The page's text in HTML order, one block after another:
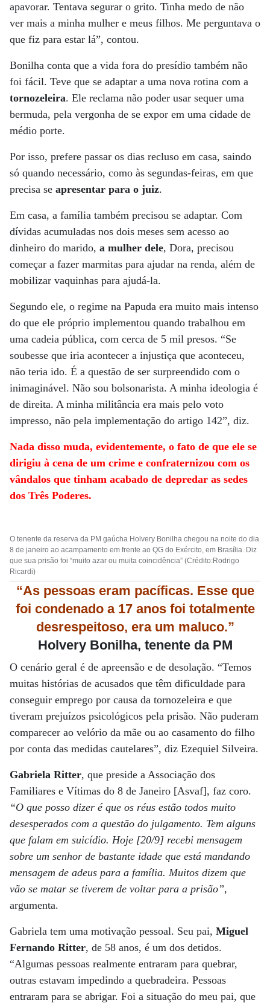
apavorar. Tentava segurar o grito. Tinha medo de não
ver mais a minha mulher e meus filhos. Me perguntava o
que fiz para estar lá”, contou.
Bonilha conta que a vida fora do presídio também não
foi fácil. Teve que se adaptar a uma nova rotina com a
tornozeleira. Ele reclama não poder usar sequer uma
bermuda, pela vergonha de se expor em uma cidade de
médio porte.
Por isso, prefere passar os dias recluso em casa, saindo
só quando necessário, como às segundas-feiras, em que
precisa se apresentar para o juiz.
Em casa, a família também precisou se adaptar. Com
dívidas acumuladas nos dois meses sem acesso ao
dinheiro do marido, a mulher dele, Dora, precisou
começar a fazer marmitas para ajudar na renda, além de
mobilizar vaquinhas para ajudá-la.
Segundo ele, o regime na Papuda era muito mais intenso
do que ele próprio implementou quando trabalhou em
uma cadeia pública, com cerca de 5 mil presos. “Se
soubesse que iria acontecer a injustiça que aconteceu,
não teria ido. É a questão de ser surpreendido com o
inimaginável. Não sou bolsonarista. A minha ideologia é
de direita. A minha militância era mais pelo voto
impresso, não pela implementação do artigo 142”, diz.
Nada disso muda, evidentemente, o fato de que ele se
dirigiu à cena de um crime e confraternizou com os
vândalos que tinham acabado de depredar as sedes
dos Três Poderes.
O tenente da reserva da PM gaúcha Holvery Bonilha chegou na noite do dia
8 de janeiro ao acampamento em frente ao QG do Exército, em Brasília. Diz
que sua prisão foi “muito azar ou muita coincidência” (Crédito:Rodrigo
Ricardi)
“As pessoas eram pacíficas. Esse que
foi condenado a 17 anos foi totalmente
desrespeitoso, era um maluco.”
Holvery Bonilha, tenente da PM
O cenário geral é de apreensão e de desolação. “Temos
muitas histórias de acusados que têm dificuldade para
conseguir emprego por causa da tornozeleira e que
tiveram prejuízos psicológicos pela prisão. Não puderam
comparecer ao velório da mãe ou ao casamento do filho
por conta das medidas cautelares”, diz Ezequiel Silveira.
Gabriela Ritter, que preside a Associação dos
Familiares e Vítimas do 8 de Janeiro [Asvaf], faz coro.
“O que posso dizer é que os réus estão todos muito
desesperados com a questão do julgamento. Tem alguns
que falam em suicídio. Hoje [20/9] recebi mensagem
sobre um senhor de bastante idade que está mandando
mensagem de adeus para a família. Muitos dizem que
vão se matar se tiverem de voltar para a prisão”,
argumenta.
Gabriela tem uma motivação pessoal. Seu pai, Miguel
Fernando Ritter, de 58 anos, é um dos detidos.
“Algumas pessoas realmente entraram para quebrar,
outras estavam impedindo a quebradeira. Pessoas
entraram para se abrigar. Foi a situação do meu pai, que